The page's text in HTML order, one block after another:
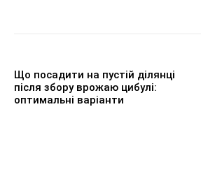
Що посадити на пустій ділянці
після збору врожаю цибулі:
оптимальні варіанти